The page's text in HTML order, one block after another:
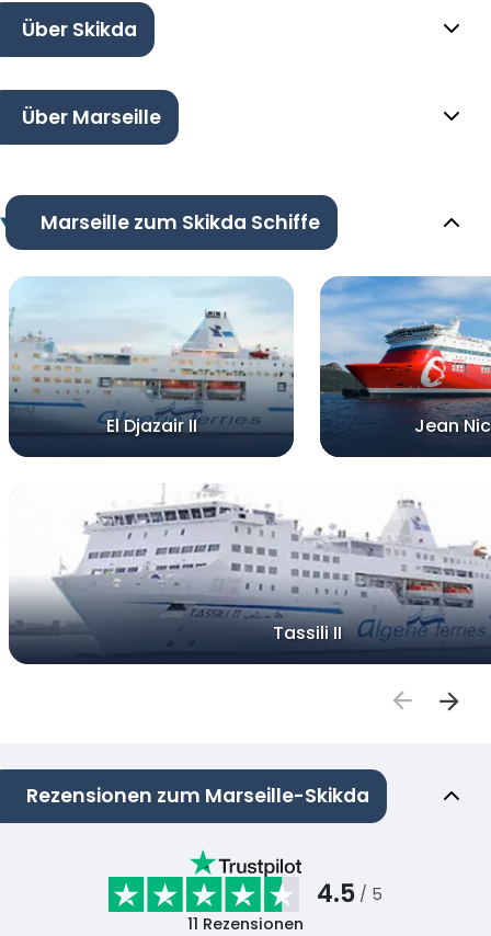
Über Skikda
Über Marseille
Marseille zum Skikda Schiffe
El Djazair II Jean
Tassili II
Rezensionen zum Marseille-Skikda
4.5 / 5
11 Rezensionen